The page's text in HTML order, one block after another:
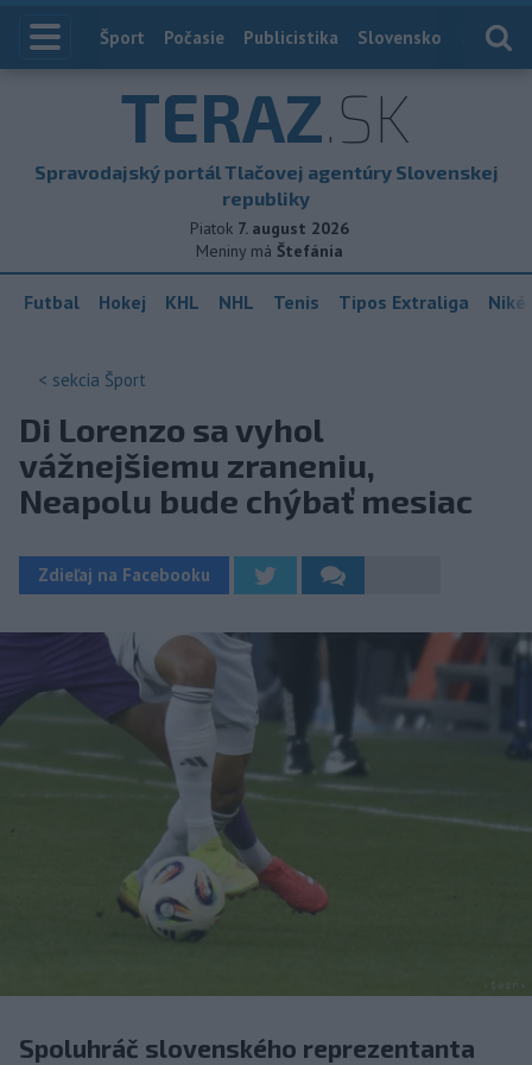
Index
Šport Počasie Publicistika Slovensko
TERAZ.SK
Spravodajský portál Tlačovej agentúry Slovenskej
republiky
Piatok 7. august 2026
Meniny má Štefánia
Futbal Hokej KHL NHL Tenis Tipos Extraliga
< sekcia Šport
Di Lorenzo sa vyhol
vážnejšiemu zraneniu,
Neapolu bude chýbať mesiac
Zdieľaj na Facebooku
Spoluhráč slovenského reprezentanta